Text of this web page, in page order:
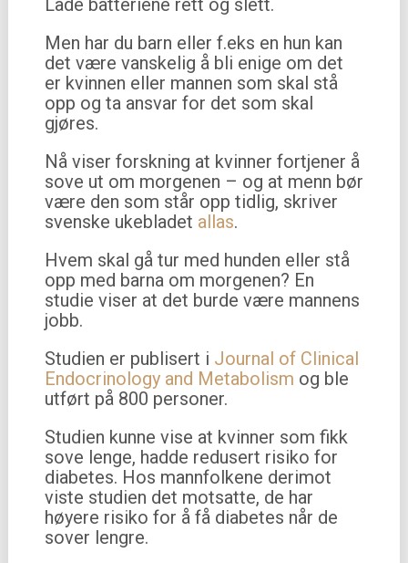
Lade batteriene rett og slett.
Men har du barn eller f.eks en hun kan
det være vanskelig å bli enige om det
er kvinnen eller mannen som skal stå
opp og ta ansvar for det som skal
gjøres.
Nå viser forskning at kvinner fortjener å
sove ut om morgenen – og at menn bør
være den som står opp tidlig, skriver
svenske ukebladet allas.
Hvem skal gå tur med hunden eller stå
opp med barna om morgenen? En
studie viser at det burde være mannens
jobb.
Studien er publisert i Journal of Clinical
Endocrinology and Metabolism og ble
utført på 800 personer.
Studien kunne vise at kvinner som fikk
sove lenge, hadde redusert risiko for
diabetes. Hos mannfolkene derimot
viste studien det motsatte, de har
høyere risiko for å få diabetes når de
sover lengre.